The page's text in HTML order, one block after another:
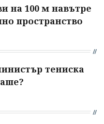
на 100 м навътре
пространство
тениска